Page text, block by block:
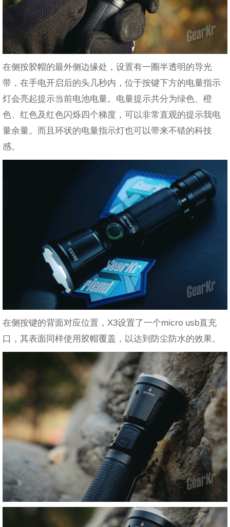
在侧按胶帽的最外侧边缘处，设置有一圈半透明的导光
带，在手电开启后的头几秒内，位于按键下方的电量指示
灯会亮起提示当前电池电量。电量提示共分为绿色、橙
色、红色及红色闪烁四个梯度，可以非常直观的提示我电
量余量。而且环状的电量指示灯也可以带来不错的科技
感。
在侧按键的背面对应位置，X3设置了一个micro usb直充
口，其表面同样使用胶帽覆盖，以达到防尘防水的效果。